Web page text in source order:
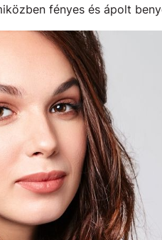
fényes és ápolt